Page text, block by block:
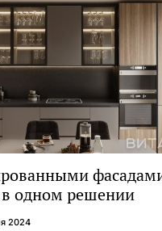
в одном решении
2024